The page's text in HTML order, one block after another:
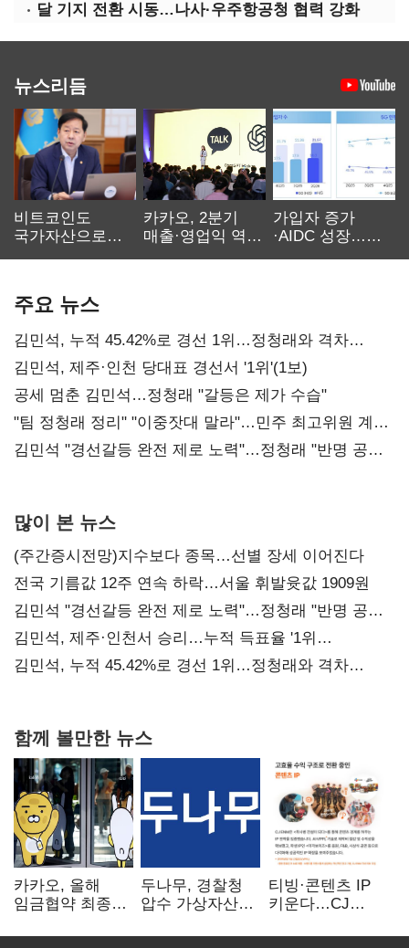
달 기지 전환 시동…나사·우주항공청 협력 강화
뉴스리듬
비트코인도
국가자산으로…'
카카오, 2분기
매출·영업익 역대
가입자 증가
·AIDC 성장…
주요 뉴스
김민석, 누적 45.42%로 경선 1위…정청래와 격차
0.86%p(2보)
김민석, 제주·인천 당대표 경선서 '1위'(1보)
공세 멈춘 김민석…정청래 "갈등은 제가 수습"
"팀 정청래 정리" "이중잣대 말라"…민주 최고위원 계파
다툼 격화
김민석 "경선갈등 완전 제로 노력"…정청래 "반명 공세
많이 본 뉴스
(주간증시전망)지수보다 종목…선별 장세 이어진다
전국 기름값 12주 연속 하락…서울 휘발윳값 1909원
김민석 "경선갈등 완전 제로 노력"…정청래 "반명 공세
사과부터"
김민석, 제주·인천서 승리…누적 득표율 '1위
탈환'(종합)
김민석, 누적 45.42%로 경선 1위…정청래와 격차
함께 볼만한 뉴스
카카오, 올해
임금협약 최종
인상·격려금
두나무, 경찰청
압수 가상자산
커스터디 사업
티빙·콘텐츠 IP
키운다…CJ
글로벌 확장 가속